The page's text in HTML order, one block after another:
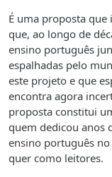
É uma proposta
que, ao longo de
ensino português
espalhadas pelo
este projeto e que
encontra agora
proposta constitui
quem dedicou anos
ensino português
quer como leitores.